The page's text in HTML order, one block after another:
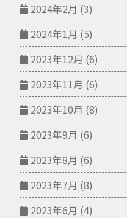
2024年2月 (3)
2024年1月 (5)
2023年12月 (6)
2023年11月 (6)
2023年10月 (8)
2023年9月 (6)
2023年8月 (6)
2023年7月 (8)
2023年6月 (4)